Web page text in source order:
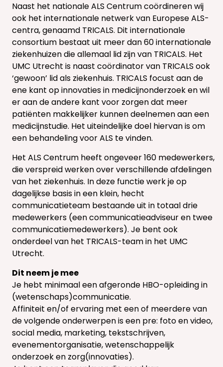
Naast het nationale ALS Centrum coördineren wij
ook het internationale netwerk van Europese ALS-
centra, genaamd TRICALS. Dit internationale
consortium bestaat uit meer dan 60 internationale
ziekenhuizen die allemaal lid zijn van TRICALS. Het
UMC Utrecht is naast coördinator van TRICALS ook
‘gewoon’ lid als ziekenhuis. TRICALS focust aan de
ene kant op innovaties in medicijnonderzoek en wil
er aan de andere kant voor zorgen dat meer
patiënten makkelijker kunnen deelnemen aan een
medicijnstudie. Het uiteindelijke doel hiervan is om
een behandeling voor ALS te vinden.
Het ALS Centrum heeft ongeveer 160 medewerkers,
die verspreid werken over verschillende afdelingen
van het ziekenhuis. In deze functie werk je op
dagelijkse basis in een klein, hecht
communicatieteam bestaande uit in totaal drie
medewerkers (een communicatieadviseur en twee
communicatiemedewerkers). Je bent ook
onderdeel van het TRICALS-team in het UMC
Utrecht.
Dit neem je mee
Je hebt minimaal een afgeronde HBO-opleiding in
(wetenschaps)communicatie.
Affiniteit en/of ervaring met een of meerdere van
de volgende onderwerpen is een pre: foto en video,
social media, marketing, tekstschrijven,
evenementorganisatie, wetenschappelijk
onderzoek en zorg(innovaties).